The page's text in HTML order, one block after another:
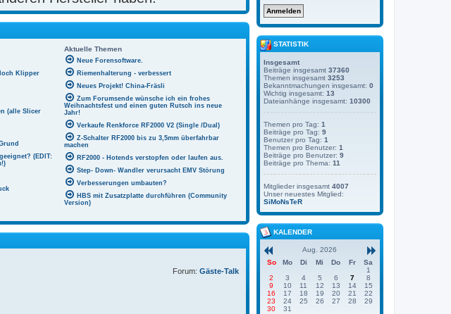
Aktuelle Themen
Klipper
(alle Slicer
(EDIT:
Neue Forensoftware.
Riemenhalterung - verbessert
Neues Projekt! China-Fräsli
Zum Forumsende wünsche ich ein frohes
Weihnachtsfest und einen guten Rutsch ins neue
Jahr!
Verkaufe Renkforce RF2000 V2 (Single /Dual)
Z-Schalter RF2000 bis zu 3,5mm überfahrbar
machen
RF2000 - Hotends verstopfen oder laufen aus.
Step- Down- Wandler verursacht EMV Störung
Verbesserungen umbauten?
HBS mit Zusatzplatte durchführen (Community
Version)
Forum: Gäste-Talk
STATISTIK
Insgesamt
Beiträge insgesamt 37360
Themen insgesamt 3253
Bekanntmachungen insgesamt: 0
Wichtig insgesamt: 13
Dateianhänge insgesamt: 10300
Themen pro Tag: 1
Beiträge pro Tag: 9
Benutzer pro Tag: 1
Themen pro Benutzer: 1
Beiträge pro Benutzer: 9
Beiträge pro Thema: 11
Mitglieder insgesamt 4007
Unser neuestes Mitglied:
SiMoNsTeR
KALENDER
Aug. 2026
So
Mo Di Mi Do Fr
Sa
1
2
3 4 5 6 7
8
9
10 11 12 13 14
15
16
17 18 19 20 21
22
23
24 25 26 27 28
29
30
31